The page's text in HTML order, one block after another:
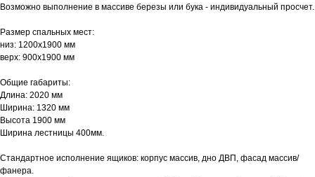
Возможно выполнение в массиве березы или бука - индивидуальный просчет.
Размер спальных мест:
низ: 1200х1900 мм
верх: 900х1900 мм
Общие габариты:
Длина: 2020 мм
Ширина: 1320 мм
Высота 1900 мм
Ширина лестницы 400мм.
Стандартное исполнение ящиков: корпус массив, дно ДВП, фасад массив/
фанера.